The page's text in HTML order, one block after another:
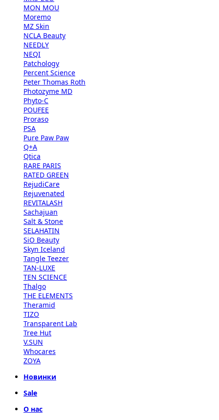
MON MOU
Moremo
MZ Skin
NCLA Beauty
NEEDLY
NEQI
Patchology
Percent Science
Peter Thomas Roth
Photozyme MD
Phyto-C
POUFEE
Proraso
PSA
Pure Paw Paw
Q+A
Qtica
RARE PARIS
RATED GREEN
RejudiCare
Rejuvenated
REVITALASH
Sachajuan
Salt & Stone
SELAHATIN
SiO Beauty
Skyn Iceland
Tangle Teezer
TAN-LUXE
TEN SCIENCE
Thalgo
THE ELEMENTS
Theramid
TIZO
Transparent Lab
Tree Hut
V.SUN
Whocares
ZOYA
Новинки
Sale
О нас